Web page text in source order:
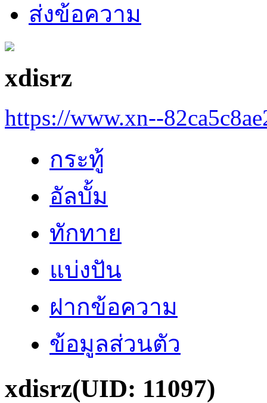
ส่งข้อความ
xdisrz
https://www.xn--
กระทู้
อัลบั้ม
ทักทาย
แบ่งปัน
ฝากข้อความ
ข้อมูลส่วนตัว
xdisrz(UID: 11097)